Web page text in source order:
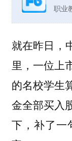
职业
就在昨日，
里，一位上
的名校学生
金全部买入
下，补了一